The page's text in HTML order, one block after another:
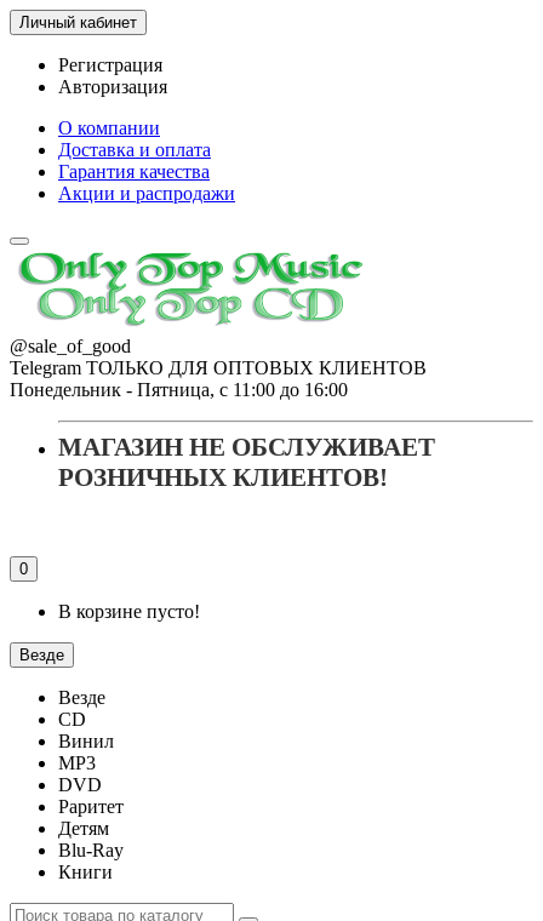
Личный кабинет
Регистрация
Авторизация
О компании
Доставка и оплата
Гарантия качества
Акции и распродажи
@sale_of_good
Telegram ТОЛЬКО ДЛЯ ОПТОВЫХ КЛИЕНТОВ
Понедельник - Пятница, с 11:00 до 16:00
МАГАЗИН НЕ ОБСЛУЖИВАЕТ
РОЗНИЧНЫХ КЛИЕНТОВ!
0
В корзине пусто!
Везде
Везде
CD
Винил
MP3
DVD
Раритет
Детям
Blu-Ray
Книги